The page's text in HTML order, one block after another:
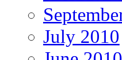
July 2010